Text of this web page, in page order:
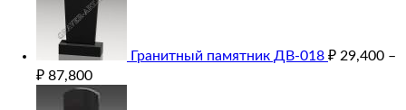
Гранитный памятник ДВ-018 ₽ 29,400 –
₽ 87,800